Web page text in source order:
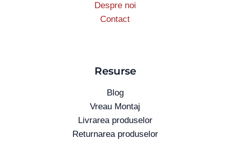
Despre noi
Contact
Resurse
Blog
Vreau Montaj
Livrarea produselor
Returnarea produselor